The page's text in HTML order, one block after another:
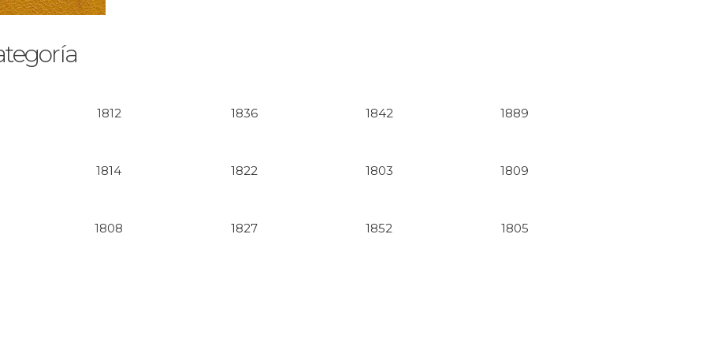
1812 1836 1842 1889
1814 1822 1803 1809
1808 1827 1852 1805